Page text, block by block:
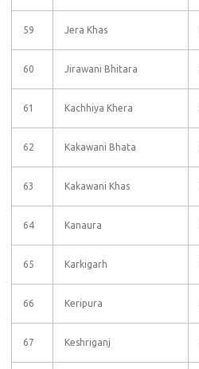
59 Jera Khas
60 Jirawani Bhitara
61 Kachhiya Khera
62 Kakawani Bhata
63 Kakawani Khas
64 Kanaura
65 Karkigarh
66 Keripura
67 Keshriganj